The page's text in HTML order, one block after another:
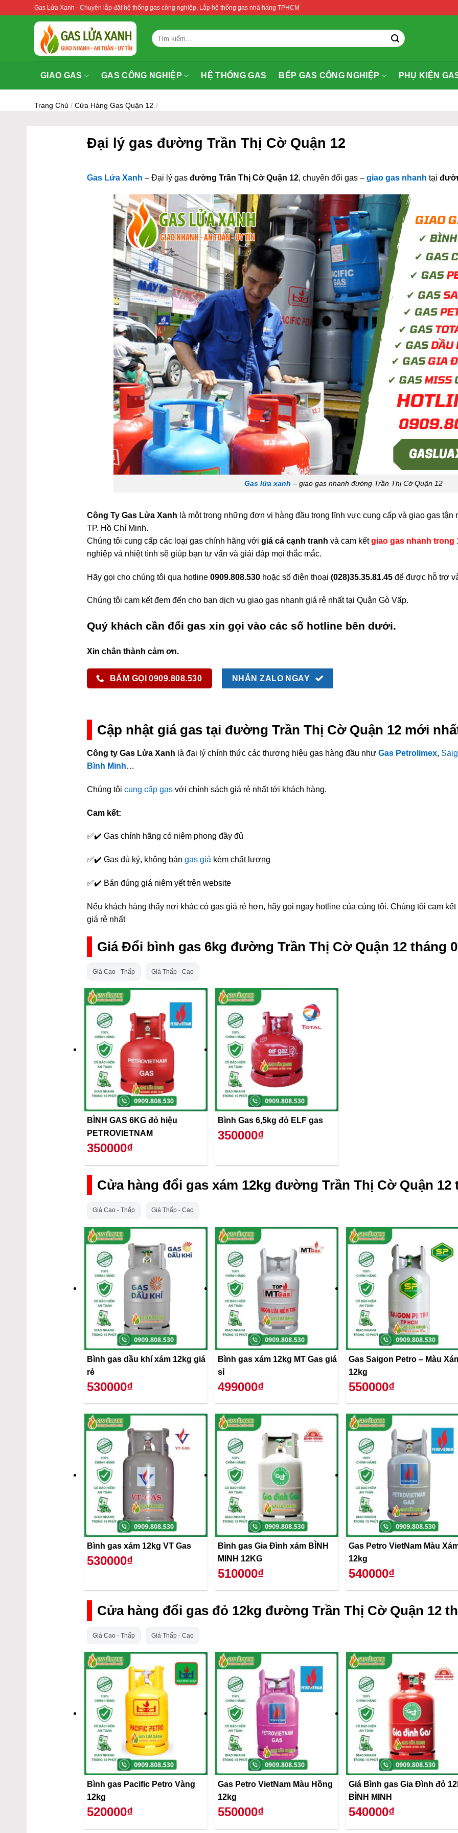
Gas Lửa Xanh - Chuyên lắp đặt hệ thống gas công nghiệp, Lắp hệ thống gas nhà hàng TPHCM
Tìm
kiếm:
GIAO GAS GAS CÔNG NGHIỆP HỆ THỐNG GAS BẾP GAS CÔNG NGHIỆP PHỤ KIỆN
Trang Chủ / Cửa Hàng Gas Quận 12 /
Đại lý gas đường Trần Thị Cờ Quận 12
Gas Lửa Xanh – Đại lý gasđường Trần Thị Cờ Quận 12, chuyên đổi gas –giao gas nhanh tại
Gas lửa xanh – giao gas nhanh đường Trần Thị Cờ Quận 12
Công Ty Gas Lửa Xanh là một trong những đơn vị hàng đầu trong lĩnh vực cung cấp và giao gas
TP. Hồ Chí Minh.
Chúng tôi cung cấp các loại gas chính hãng vớigiá cả cạnh tranh và cam kếtgiao gas nhanh trong
nghiệp và nhiệt tình sẽ giúp bạn tư vấn và giải đáp mọi thắc mắc.
Hãy gọi cho chúng tôi qua hotline0909.808.530 hoặc số điện thoại(028)35.35.81.45 để được hỗ trợ
Chúng tôi cam kết đem đến cho bạn dịch vụ giao gas nhanh giá rẻ nhất tại Quận Gò Vấp.
Quý khách cần đổi gas xin gọi vào các số hotline bên dưới.
Xin chân thành cảm ơn.
BẤM GỌI 0909.808.530 NHẮN ZALO NGAY
Cập nhật giá gas tại đường Trần Thị Cờ Quận 12 mới
Công ty Gas Lửa Xanh là đại lý chính thức các thương hiệu gas hàng đầu nhưGas Petrolimex,
Bình Minh…
Chúng tôicung cấp gas với chính sách giá rẻ nhất tới khách hàng.
Cam kết:
✅✔️ Gas chính hãng có niêm phong đầy đủ
✅✔️ Gas đủ ký, không bángas giả kém chất lượng
✅✔️ Bán đúng giá niêm yết trên website
Nếu khách hàng thấy nơi khác có gas giá rẻ hơn, hãy gọi ngay hotline của cúng tôi. Chúng tôi cam
giá rẻ nhất
Giá Đổi bình gas 6kg đường Trần Thị Cờ Quận 12 tháng
Giá Cao - Thấp Giá Thấp - Cao
BÌNH GAS 6KG đỏ hiệu
PETROVIETNAM
350000₫
Bình Gas 6,5kg đỏ ELF gas
350000₫
Cửa hàng đổi gas xám 12kg đường Trần Thị Cờ Quận 12
Giá Cao - Thấp Giá Thấp - Cao
Bình gas dầu khí xám 12kg giá
rẻ
530000₫
Bình gas xám 12kg MT Gas giá
sỉ
499000₫
Gas Saigon Petro – Màu
12kg
550000₫
Bình gas xám 12kg VT Gas
530000₫
Bình gas Gia Đình xám BÌNH
MINH 12KG
510000₫
Gas Petro VietNam Màu
12kg
540000₫
Cửa hàng đổi gas đỏ 12kg đường Trần Thị Cờ Quận 12
Giá Cao - Thấp Giá Thấp - Cao
Bình gas Pacific Petro Vàng
12kg
520000₫
Gas Petro VietNam Màu Hồng
12kg
550000₫
Giá Bình gas Gia Đình đỏ
BÌNH MINH
540000₫